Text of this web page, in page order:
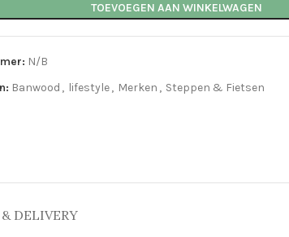
TOEVOEGEN AAN WINKELWAGEN
N/B
Banwood , lifestyle, Merken , Steppen & Fietsen
DELIVERY